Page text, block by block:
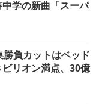
学の新曲「スーパ
負カットはベッド
ビリオン満点、30億